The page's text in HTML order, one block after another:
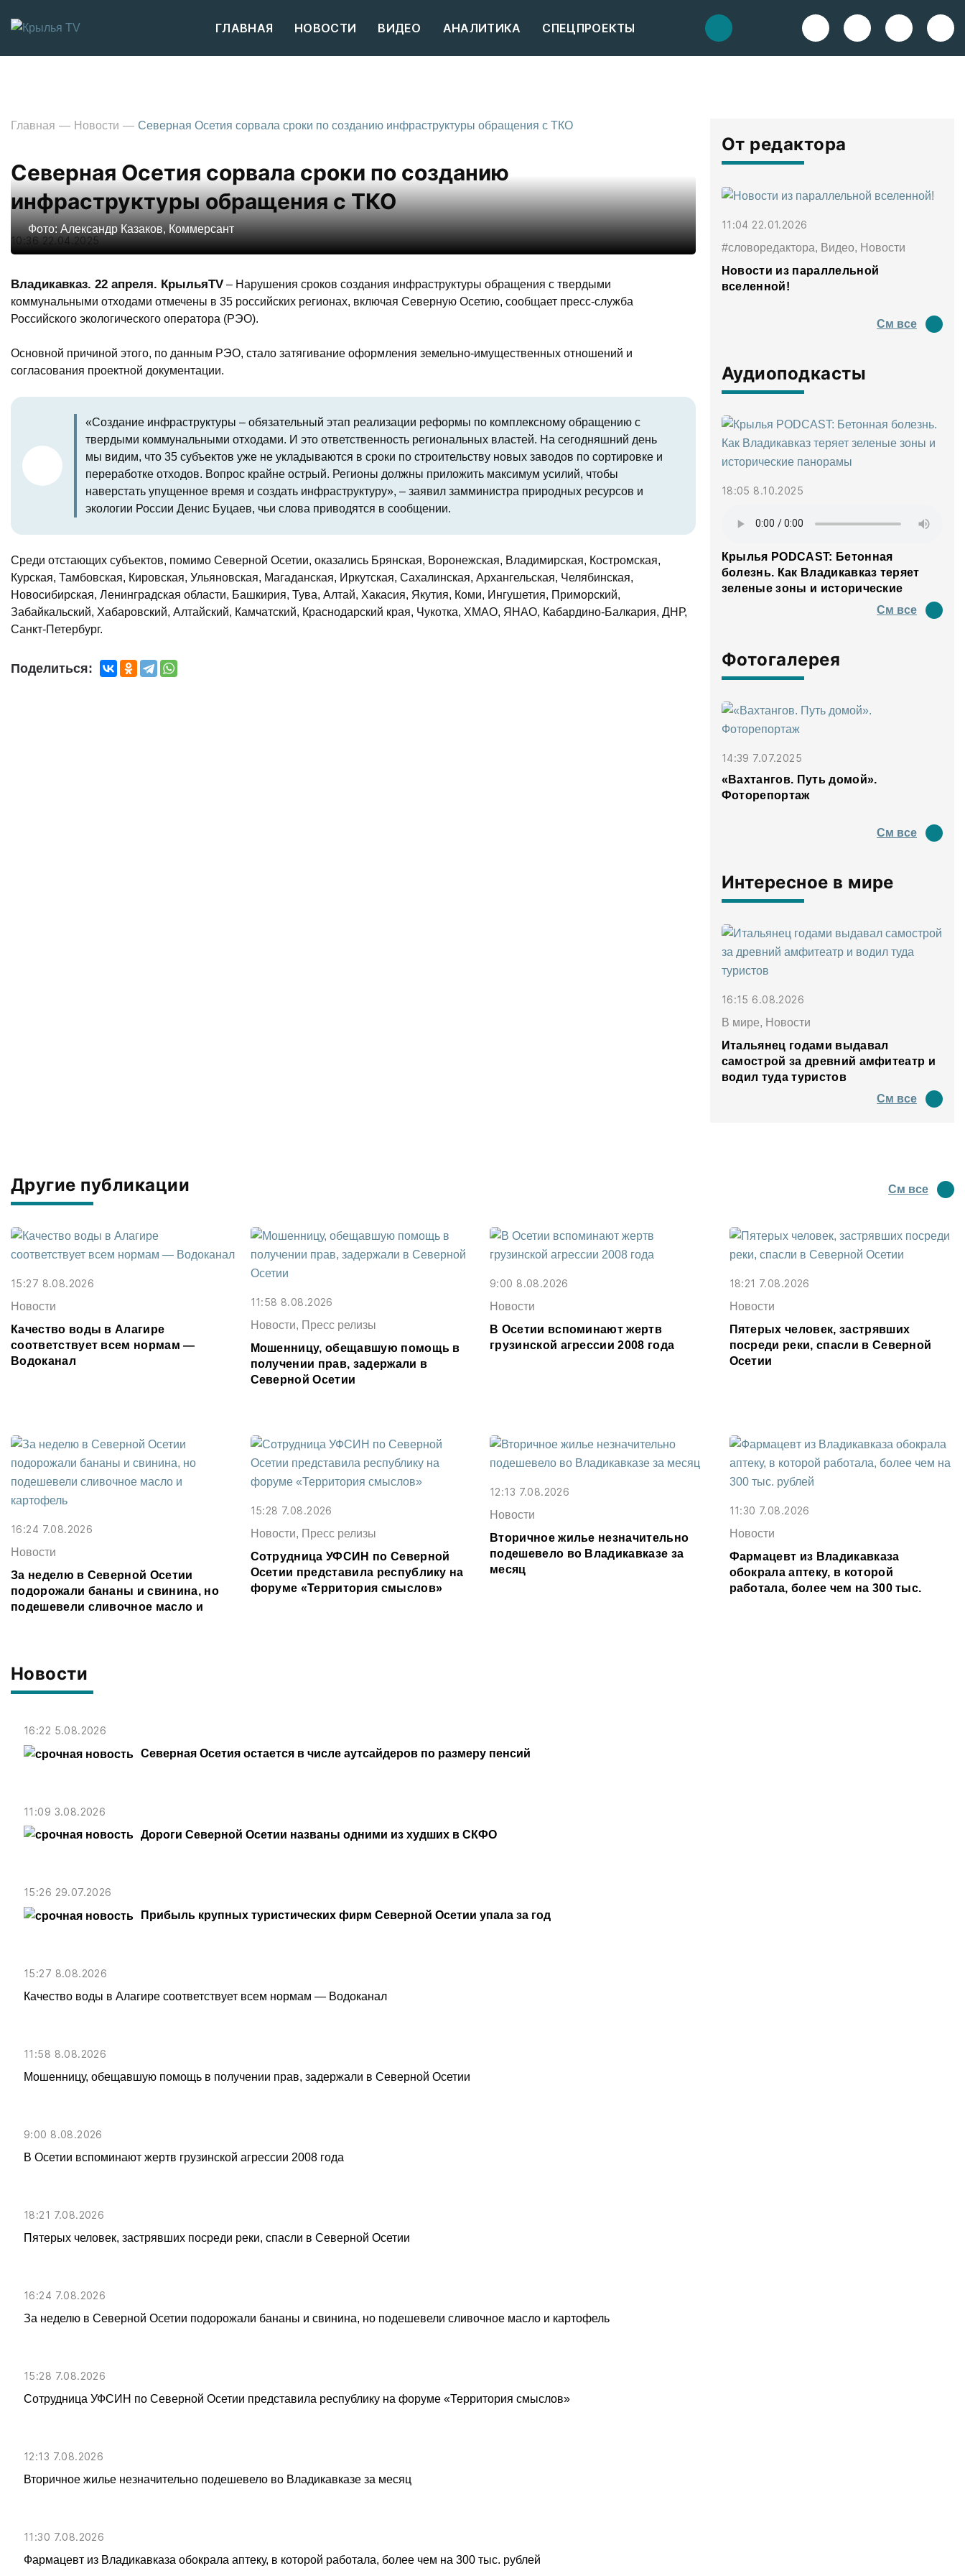
ГЛАВНАЯ НОВОСТИ ВИДЕО АНАЛИТИКА СПЕЦПРОЕКТЫ
Новости
16:22 5.08.2026
Северная Осетия остается в числе аутсайдеров по размеру пенсий
11:09 3.08.2026
Дороги Северной Осетии названы одними из худших в СКФО
15:26 29.07.2026
Прибыль крупных туристических фирм Северной Осетии упала за год
15:27 8.08.2026
Качество воды в Алагире соответствует всем нормам — Водоканал
11:58 8.08.2026
Мошенницу, обещавшую помощь в получении прав, задержали в Северной Осетии
9:00 8.08.2026
В Осетии вспоминают жертв грузинской агрессии 2008 года
18:21 7.08.2026
Пятерых человек, застрявших посреди реки, спасли в Северной Осетии
16:24 7.08.2026
За неделю в Северной Осетии подорожали бананы и свинина, но подешевели сливочное масло и картофель
15:28 7.08.2026
Сотрудница УФСИН по Северной Осетии представила республику на форуме «Территория смыслов»
12:13 7.08.2026
Вторичное жилье незначительно подешевело во Владикавказе за месяц
11:30 7.08.2026
Фармацевт из Владикавказа обокрала аптеку, в которой работала, более чем на 300 тыс. рублей
Главная Новости Северная Осетия сорвала сроки по созданию инфраструктуры обращения с ТКО
Северная Осетия сорвала сроки по созданию
инфраструктуры обращения с ТКО
10:36 22.04.2025
Фото: Александр Казаков, Коммерсант
Владикавказ. 22 апреля. КрыльяTV – Нарушения сроков создания инфраструктуры обращения с твердыми
коммунальными отходами отмечены в 35 российских регионах, включая Северную Осетию, сообщает пресс-служба
Российского экологического оператора (РЭО).
Основной причиной этого, по данным РЭО, стало затягивание оформления земельно-имущественных отношений и
согласования проектной документации.
«Создание инфраструктуры – обязательный этап реализации реформы по комплексному обращению с
твердыми коммунальными отходами. И это ответственность региональных властей. На сегодняшний день
мы видим, что 35 субъектов уже не укладываются в сроки по строительству новых заводов по сортировке и
переработке отходов. Вопрос крайне острый. Регионы должны приложить максимум усилий, чтобы
наверстать упущенное время и создать инфраструктуру», – заявил замминистра природных ресурсов и
экологии России Денис Буцаев, чьи слова приводятся в сообщении.
Среди отстающих субъектов, помимо Северной Осетии, оказались Брянская, Воронежская, Владимирская, Костромская,
Курская, Тамбовская, Кировская, Ульяновская, Магаданская, Иркутская, Сахалинская, Архангельская, Челябинская,
Новосибирская, Ленинградская области, Башкирия, Тува, Алтай, Хакасия, Якутия, Коми, Ингушетия, Приморский,
Забайкальский, Хабаровский, Алтайский, Камчатский, Краснодарский края, Чукотка, ХМАО, ЯНАО, Кабардино-Балкария, ДНР,
Санкт-Петербург.
Поделиться:
От редактора
11:04 22.01.2026
#словоредактора, Видео, Новости
Новости из параллельной
вселенной!
См все
Аудиоподкасты
18:05 8.10.2025
Крылья PODCAST: Бетонная
болезнь. Как Владикавказ теряет
зеленые зоны и исторические
См все
Фотогалерея
14:39 7.07.2025
«Вахтангов. Путь домой».
Фоторепортаж
См все
Интересное в мире
16:15 6.08.2026
В мире, Новости
Итальянец годами выдавал
самострой за древний амфитеатр и
водил туда туристов
См все
Другие публикации См все
15:27 8.08.2026
Новости
Качество воды в Алагире
соответствует всем нормам —
Водоканал
11:58 8.08.2026
Новости, Пресс релизы
Мошенницу, обещавшую помощь в
получении прав, задержали в
Северной Осетии
9:00 8.08.2026
Новости
В Осетии вспоминают жертв
грузинской агрессии 2008 года
18:21 7.08.2026
Новости
Пятерых человек, застрявших
посреди реки, спасли в Северной
Осетии
16:24 7.08.2026
Новости
За неделю в Северной Осетии
подорожали бананы и свинина, но
подешевели сливочное масло и
15:28 7.08.2026
Новости, Пресс релизы
Сотрудница УФСИН по Северной
Осетии представила республику на
форуме «Территория смыслов»
12:13 7.08.2026
Новости
Вторичное жилье незначительно
подешевело во Владикавказе за
месяц
11:30 7.08.2026
Новости
Фармацевт из Владикавказа
обокрала аптеку, в которой
работала, более чем на 300 тыс.